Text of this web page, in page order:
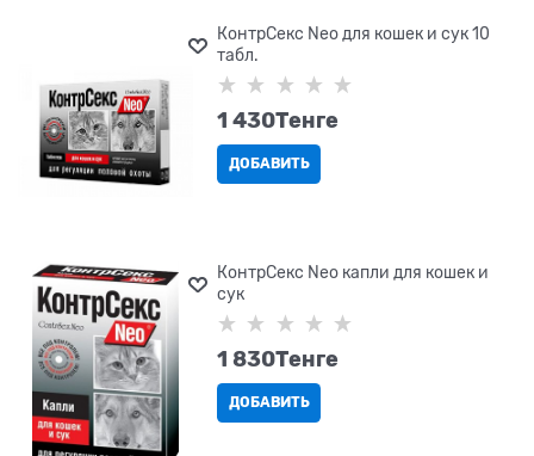
КонтрСекс Neo для кошек и сук 10
табл.
1 430Tенге
ДОБАВИТЬ
КонтрСекс Neo капли для кошек и
сук
1 830Tенге
ДОБАВИТЬ